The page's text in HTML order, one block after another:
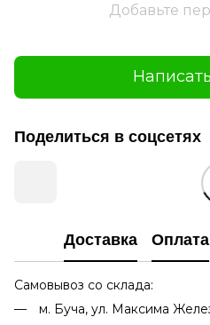
Добавьте
Поделиться в соцсетях
Доставка Оплата
Самовывоз со склада:
м. Буча, ул. Максима